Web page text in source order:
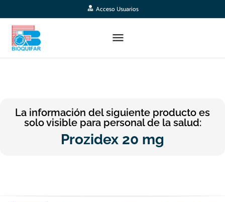
Acceso Usuarios
La información del siguiente producto es
solo visible para personal de la salud:
Prozidex 20 mg